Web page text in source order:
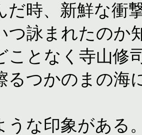
だ時、新鮮な衝
つ詠まれたのか
ことなく寺山修
るつかのまの
うな印象がある